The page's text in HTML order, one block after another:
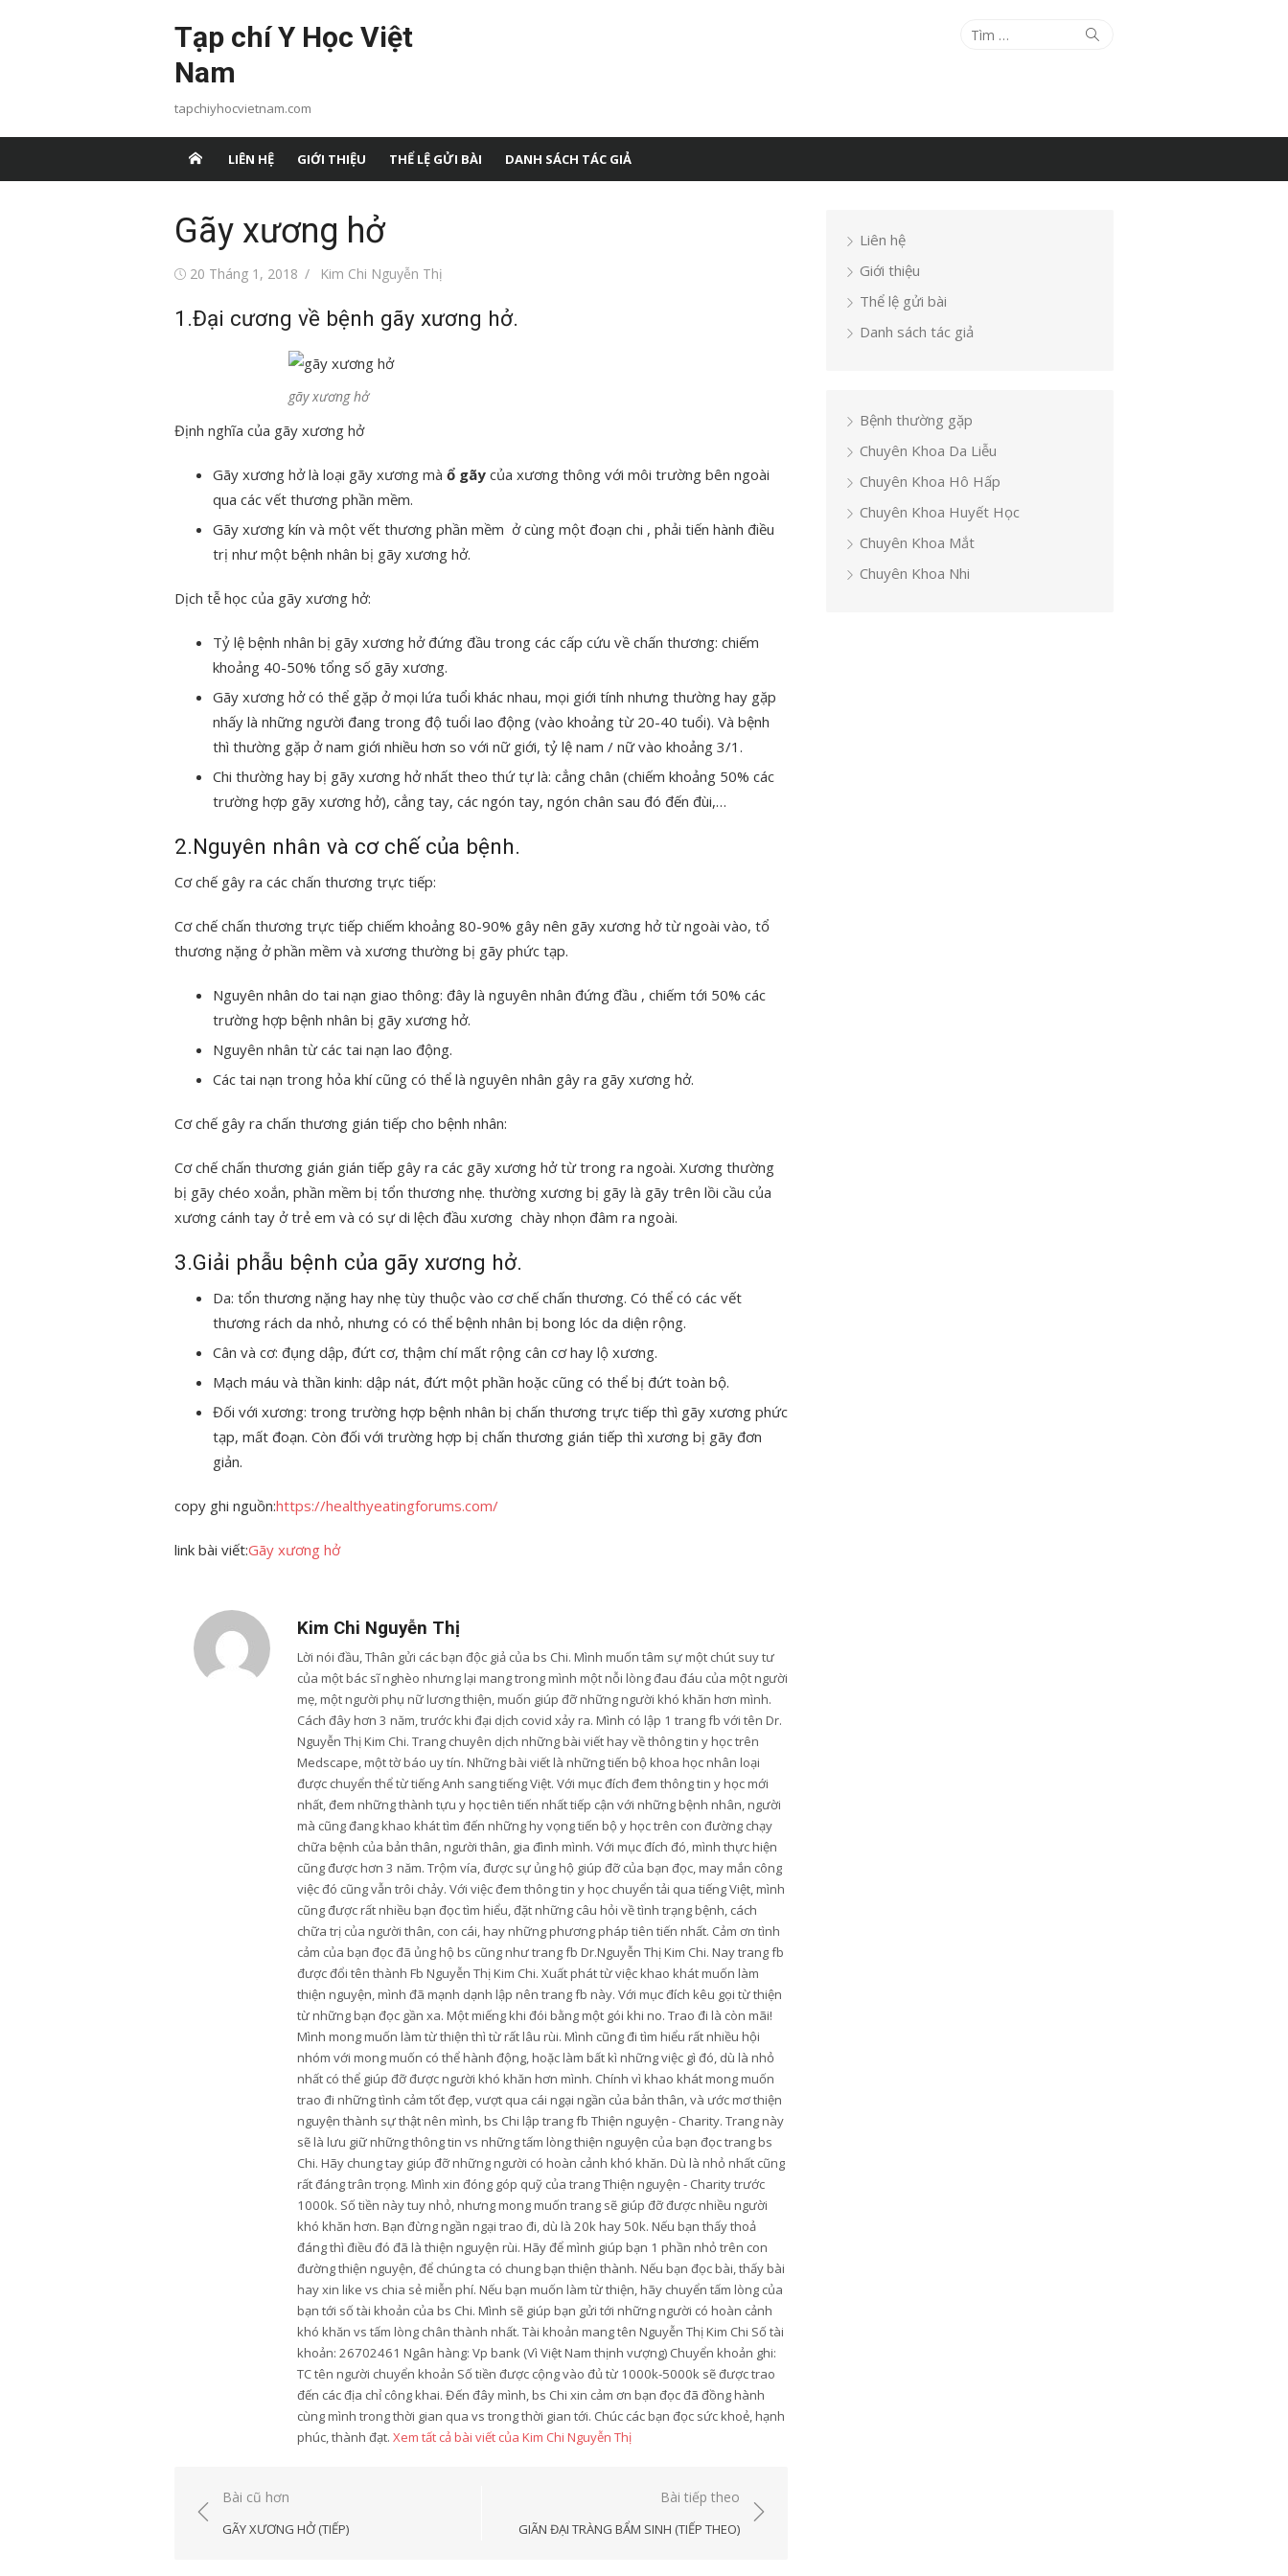
Tạp chí Y Học Việt
Nam
tapchiyhocvietnam.com
Tìm
Tìm
LIÊN HỆ GIỚI THIỆU THỂ LỆ GỬI BÀI DANH SÁCH TÁC GIẢ
Gãy xương hở
Đăng20 Tháng 1, 2018
Tác
Kim Chi Nguyễn Thị
1.Đại cương về bệnh gãy xương hở.
gãy xương hở
Định nghĩa của gãy xương hở
Gãy xương hở là loại gãy xương mà ổ gãy của xương thông với môi trường bên ngoài
qua các vết thương phần mềm.
Gãy xương kín và một vết thương phần mềm ở cùng một đoạn chi , phải tiến hành điều
trị như một bệnh nhân bị gãy xương hở.
Dịch tễ học của gãy xương hở:
Tỷ lệ bệnh nhân bị gãy xương hở đứng đầu trong các cấp cứu về chấn thương: chiếm
khoảng 40-50% tổng số gãy xương.
Gãy xương hở có thể gặp ở mọi lứa tuổi khác nhau, mọi giới tính nhưng thường hay gặp
nhấy là những người đang trong độ tuổi lao động (vào khoảng từ 20-40 tuổi). Và bệnh
thì thường gặp ở nam giới nhiều hơn so với nữ giới, tỷ lệ nam / nữ vào khoảng 3/1.
Chi thường hay bị gãy xương hở nhất theo thứ tự là: cẳng chân (chiếm khoảng 50% các
trường hợp gãy xương hở), cẳng tay, các ngón tay, ngón chân sau đó đến đùi,…
2.Nguyên nhân và cơ chế của bệnh.
Cơ chế gây ra các chấn thương trực tiếp:
Cơ chế chấn thương trực tiếp chiếm khoảng 80-90% gây nên gãy xương hở từ ngoài vào, tổ
thương nặng ở phần mềm và xương thường bị gãy phức tạp.
Nguyên nhân do tai nạn giao thông: đây là nguyên nhân đứng đầu , chiếm tới 50% các
trường hợp bệnh nhân bị gãy xương hở.
Nguyên nhân từ các tai nạn lao động.
Các tai nạn trong hỏa khí cũng có thể là nguyên nhân gây ra gãy xương hở.
Cơ chế gây ra chấn thương gián tiếp cho bệnh nhân:
Cơ chế chấn thương gián gián tiếp gây ra các gãy xương hở từ trong ra ngoài. Xương thường
bị gãy chéo xoắn, phần mềm bị tổn thương nhẹ. thường xương bị gãy là gãy trên lồi cầu của
xương cánh tay ở trẻ em và có sự di lệch đầu xương chày nhọn đâm ra ngoài.
3.Giải phẫu bệnh của gãy xương hở.
Da: tổn thương nặng hay nhẹ tùy thuộc vào cơ chế chấn thương. Có thể có các vết
thương rách da nhỏ, nhưng có có thể bệnh nhân bị bong lóc da diện rộng.
Cân và cơ: đụng dập, đứt cơ, thậm chí mất rộng cân cơ hay lộ xương.
Mạch máu và thần kinh: dập nát, đứt một phần hoặc cũng có thể bị đứt toàn bộ.
Đối với xương: trong trường hợp bệnh nhân bị chấn thương trực tiếp thì gãy xương phức
tạp, mất đoạn. Còn đối với trường hợp bị chấn thương gián tiếp thì xương bị gãy đơn
giản.
copy ghi nguồn:https://healthyeatingforums.com/
link bài viết:Gãy xương hở
Kim Chi Nguyễn Thị
Lời nói đầu, Thân gửi các bạn độc giả của bs Chi. Mình muốn tâm sự một chút suy tư
của một bác sĩ nghèo nhưng lại mang trong mình một nỗi lòng đau đáu của một người
mẹ, một người phụ nữ lương thiện, muốn giúp đỡ những người khó khăn hơn mình.
Cách đây hơn 3 năm, trước khi đại dịch covid xảy ra. Mình có lập 1 trang fb với tên Dr.
Nguyễn Thị Kim Chi. Trang chuyên dịch những bài viết hay về thông tin y học trên
Medscape, một tờ báo uy tín. Những bài viết là những tiến bộ khoa học nhân loại
được chuyển thể từ tiếng Anh sang tiếng Việt. Với mục đích đem thông tin y học mới
nhất, đem những thành tựu y học tiên tiến nhất tiếp cận với những bệnh nhân, người
mà cũng đang khao khát tìm đến những hy vọng tiến bộ y học trên con đường chạy
chữa bệnh của bản thân, người thân, gia đình mình. Với mục đích đó, mình thực hiện
cũng được hơn 3 năm. Trộm vía, được sự ủng hộ giúp đỡ của bạn đọc, may mắn công
việc đó cũng vẫn trôi chảy. Với việc đem thông tin y học chuyển tải qua tiếng Việt, mình
cũng được rất nhiều bạn đọc tìm hiểu, đặt những câu hỏi về tình trạng bệnh, cách
chữa trị của người thân, con cái, hay những phương pháp tiên tiến nhất. Cảm ơn tình
cảm của bạn đọc đã ủng hộ bs cũng như trang fb Dr.Nguyễn Thị Kim Chi. Nay trang fb
được đổi tên thành Fb Nguyễn Thị Kim Chi. Xuất phát từ việc khao khát muốn làm
thiện nguyện, mình đã mạnh dạnh lập nên trang fb này. Với mục đích kêu gọi từ thiện
từ những bạn đọc gần xa. Một miếng khi đói bằng một gói khi no. Trao đi là còn mãi!
Mình mong muốn làm từ thiện thì từ rất lâu rùi. Mình cũng đi tìm hiểu rất nhiều hội
nhóm với mong muốn có thể hành động, hoặc làm bất kì những việc gì đó, dù là nhỏ
nhất có thể giúp đỡ được người khó khăn hơn mình. Chính vì khao khát mong muốn
trao đi những tình cảm tốt đẹp, vượt qua cái ngại ngần của bản thân, và ước mơ thiện
nguyện thành sự thật nên mình, bs Chi lập trang fb Thiện nguyện - Charity. Trang này
sẽ là lưu giữ những thông tin vs những tấm lòng thiện nguyện của bạn đọc trang bs
Chi. Hãy chung tay giúp đỡ những người có hoàn cảnh khó khăn. Dù là nhỏ nhất cũng
rất đáng trân trọng. Mình xin đóng góp quỹ của trang Thiện nguyện - Charity trước
1000k. Số tiền này tuy nhỏ, nhưng mong muốn trang sẽ giúp đỡ được nhiều người
khó khăn hơn. Bạn đừng ngần ngại trao đi, dù là 20k hay 50k. Nếu bạn thấy thoả
đáng thì điều đó đã là thiện nguyện rùi. Hãy để mình giúp bạn 1 phần nhỏ trên con
đường thiện nguyện, để chúng ta có chung bạn thiện thành. Nếu bạn đọc bài, thấy bài
hay xin like vs chia sẻ miễn phí. Nếu bạn muốn làm từ thiện, hãy chuyển tấm lòng của
bạn tới số tài khoản của bs Chi. Mình sẽ giúp bạn gửi tới những người có hoàn cảnh
khó khăn vs tấm lòng chân thành nhất. Tài khoản mang tên Nguyễn Thị Kim Chi Số tài
khoản: 26702461 Ngân hàng: Vp bank (Vì Việt Nam thịnh vượng) Chuyển khoản ghi:
TC tên người chuyển khoản Số tiền được cộng vào đủ từ 1000k-5000k sẽ được trao
đến các địa chỉ công khai. Đến đây mình, bs Chi xin cảm ơn bạn đọc đã đồng hành
cùng mình trong thời gian qua vs trong thời gian tới. Chúc các bạn đọc sức khoẻ, hạnh
phúc, thành đạt. Xem tất cả bài viết của Kim Chi Nguyễn Thị
Điều
hướng
Bài cũ hơn
GÃY XƯƠNG HỞ (TIẾP)
Bài tiếp theo
GIÃN ĐẠI TRÀNG BẨM SINH (TIẾP THEO)
Liên hệ
Giới thiệu
Thể lệ gửi bài
Danh sách tác giả
Bệnh thường gặp
Chuyên Khoa Da Liễu
Chuyên Khoa Hô Hấp
Chuyên Khoa Huyết Học
Chuyên Khoa Mắt
Chuyên Khoa Nhi